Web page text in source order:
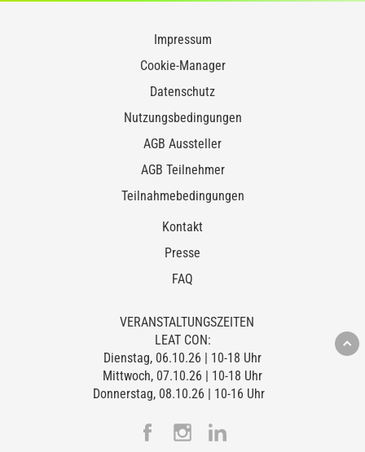
Impressum
Cookie-Manager
Datenschutz
Nutzungsbedingungen
AGB Aussteller
AGB Teilnehmer
Teilnahmebedingungen
Kontakt
Presse
FAQ
VERANSTALTUNGSZEITEN
LEAT CON:
Dienstag, 06.10.26 | 10-18 Uhr
Mittwoch, 07.10.26 | 10-18 Uhr
Donnerstag, 08.10.26 | 10-16 Uhr